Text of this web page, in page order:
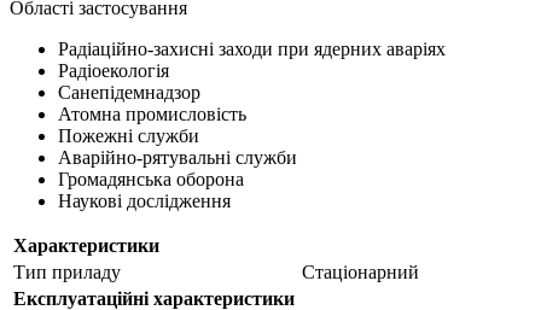
Області застосування
Радіаційно-захисні заходи при ядерних аваріях
Радіоекологія
Санепідемнадзор
Атомна промисловість
Пожежні служби
Аварійно-рятувальні служби
Громадянська оборона
Наукові дослідження
Характеристики
Тип приладу
Стаціонарний
Експлуатаційні характеристики